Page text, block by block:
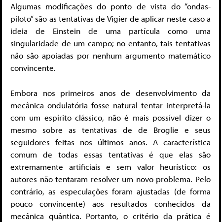
Algumas modificações do ponto de vista do “ondas-
piloto” são as tentativas de Vigier de aplicar neste caso a
ideia de Einstein de uma partícula como uma
singularidade de um campo; no entanto, tais tentativas
não são apoiadas por nenhum argumento matemático
convincente.
Embora nos primeiros anos de desenvolvimento da
mecânica ondulatória fosse natural tentar interpretá-la
com um espírito clássico, não é mais possível dizer o
mesmo sobre as tentativas de de Broglie e seus
seguidores feitas nos últimos anos. A característica
comum de todas essas tentativas é que elas são
extremamente artificiais e sem valor heurístico: os
autores não tentaram resolver um novo problema. Pelo
contrário, as especulações foram ajustadas (de forma
pouco convincente) aos resultados conhecidos da
mecânica quântica. Portanto, o critério da prática é